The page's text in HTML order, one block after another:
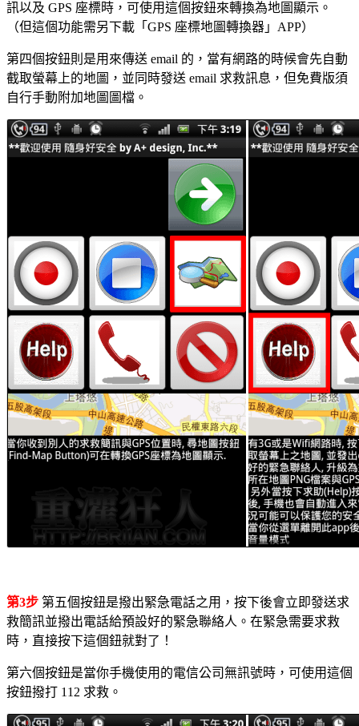
訊以及 GPS 座標時，可使用這個按鈕來轉換為地圖顯示。
（但這個功能需另下載「GPS 座標地圖轉換器」APP）
第四個按鈕則是用來傳送 email 的，當有網路的時候會先自動
截取螢幕上的地圖，並同時發送 email 求救訊息，但免費版須
自行手動附加地圖圖檔。
第3步 第五個按鈕是撥出緊急電話之用，按下後會立即發送求
救簡訊並撥出電話給預設好的緊急聯絡人。在緊急需要求救
時，直接按下這個鈕就對了！
第六個按鈕是當你手機使用的電信公司無訊號時，可使用這個
按鈕撥打 112 求救。